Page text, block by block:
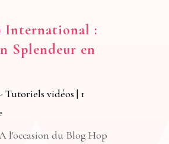
International :
Splendeur en
Tutoriels vidéos | 1
du Blog Hop